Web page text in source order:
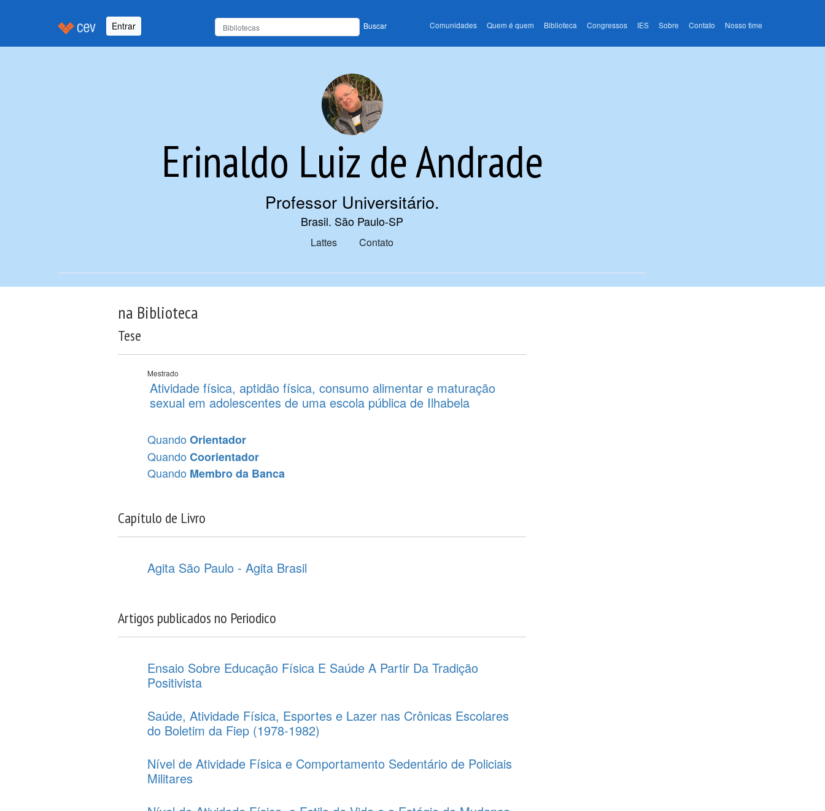
Entrar Buscar Comunidades Quem é quem Biblioteca Congressos IES Sobre Contato Nosso time
Erinaldo Luiz de Andrade
Professor Universitário.
Brasil. São Paulo-SP
Lattes Contato
na Biblioteca
Tese
Mestrado
Atividade física, aptidão física, consumo alimentar e maturação
sexual em adolescentes de uma escola pública de Ilhabela
QuandoOrientador
QuandoCoorientador
Quando Membro da Banca
Capítulo de Livro
Agita São Paulo - Agita Brasil
Artigos publicados no Periodico
Ensaio Sobre Educação Física E Saúde A Partir Da Tradição
Positivista
Saúde, Atividade Física, Esportes e Lazer nas Crônicas Escolares
do Boletim da Fiep (1978-1982)
Nível de Atividade Física e Comportamento Sedentário de Policiais
Militares